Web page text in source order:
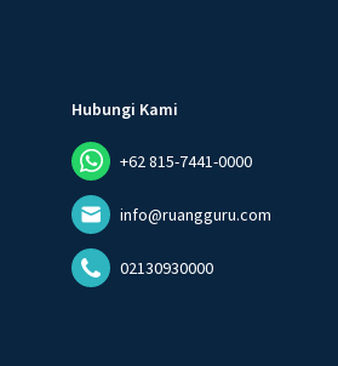
Hubungi Kami
+62 815-7441-0000
info@ruangguru.com
02130930000